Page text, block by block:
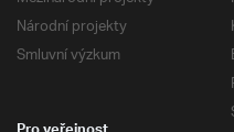
Národní projekty
Smluvní výzkum